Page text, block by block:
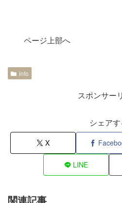
ページ上部へ
info
スポンサー
シェアす
X
LINE
関連記事